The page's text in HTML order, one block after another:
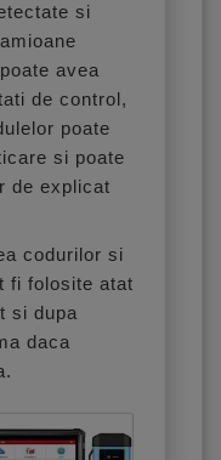
si
avea
de control,
poate
si poate
de explicat
codurilor si
fi folosite atat
si dupa
daca